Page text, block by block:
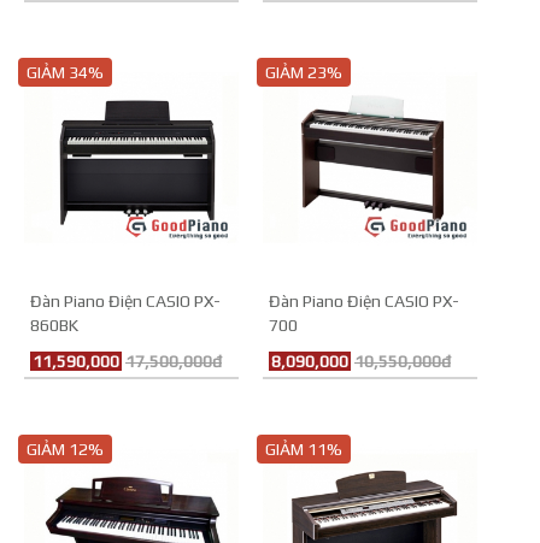
GIẢM 34%
Đàn Piano Điện CASIO PX-
860BK
11,590,000 17,500,000đ
GIẢM 23%
Đàn Piano Điện CASIO PX-
700
8,090,000 10,550,000đ
GIẢM 12% GIẢM 11%